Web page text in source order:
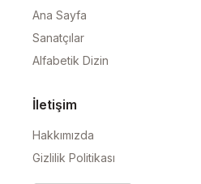
Ana Sayfa
Sanatçılar
Alfabetik Dizin
İletişim
Hakkımızda
Gizlilik Politikası